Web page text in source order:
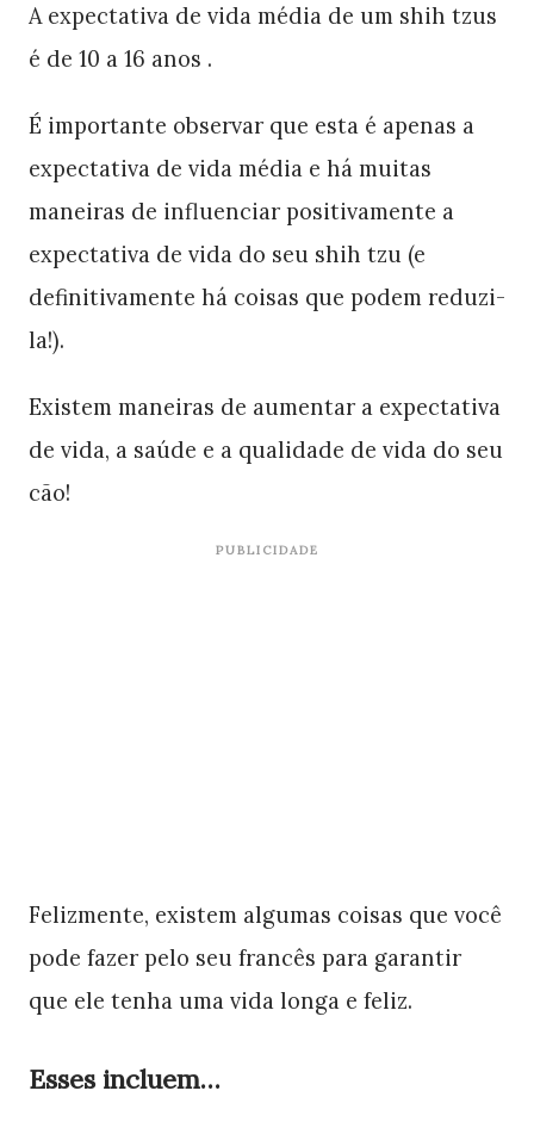
A expectativa de vida média de um shih tzus
é de 10 a 16 anos .
É importante observar que esta é apenas a
expectativa de vida média e há muitas
maneiras de influenciar positivamente a
expectativa de vida do seu shih tzu (e
definitivamente há coisas que podem reduzi-
la!).
Existem maneiras de aumentar a expectativa
de vida, a saúde e a qualidade de vida do seu
cão!
PUBLICIDADE
Felizmente, existem algumas coisas que você
pode fazer pelo seu francês para garantir
que ele tenha uma vida longa e feliz.
Esses incluem…